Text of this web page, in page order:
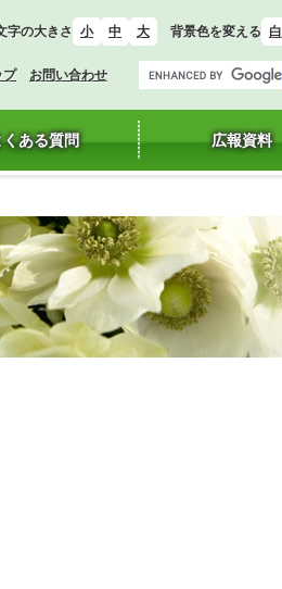
字の大きさ 小 中 大 背景色を変える 白
プ お問い合わせ
くある質問 広報資料